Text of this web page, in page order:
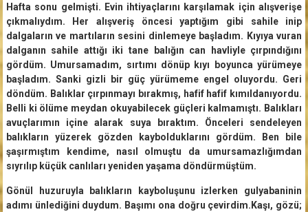
Hafta sonu gelmişti. Evin ihtiyaçlarını karşılamak için alışverişe
çıkmalıydım. Her alışveriş öncesi yaptığım gibi sahile inip
dalgaların ve martıların sesini dinlemeye başladım. Kıyıya vuran
dalganın sahile attığı iki tane balığın can havliyle çırpındığını
gördüm. Umursamadım, sırtımı dönüp kıyı boyunca yürümeye
başladım. Sanki gizli bir güç yürümeme engel oluyordu. Geri
döndüm. Balıklar çırpınmayı bırakmış, hafif hafif kımıldanıyordu.
Belli ki ölüme meydan okuyabilecek güçleri kalmamıştı. Balıkları
avuçlarımın içine alarak suya bıraktım. Önceleri sendeleyen
balıkların yüzerek gözden kaybolduklarını gördüm. Ben bile
şaşırmıştım kendime, nasıl olmuştu da umursamazlığımdan
sıyrılıp küçük canlıları yeniden yaşama döndürmüştüm.
Gönül huzuruyla balıkların kayboluşunu izlerken gulyabaninin
adımı ünlediğini duydum. Başımı ona doğru çevirdim.Kaşı, gözü;